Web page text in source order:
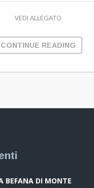
VEDI ALLEGATO
CONTINUE READING
BEFANA DI MONTE